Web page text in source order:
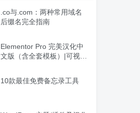
.co与.com：两种常用域名
后缀名完全指南
Elementor Pro 完美汉化中
文版（含全套模板）|可视化
10款最佳免费备忘录工具